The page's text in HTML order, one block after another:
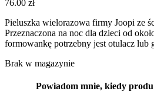
76.00 zł
Pieluszka wielorazowa firmy Joopi ze
Przeznaczona na noc dla dzieci od
formowankę potrzebny jest otulacz lub
Brak w magazynie
Powiadom mnie, kiedy